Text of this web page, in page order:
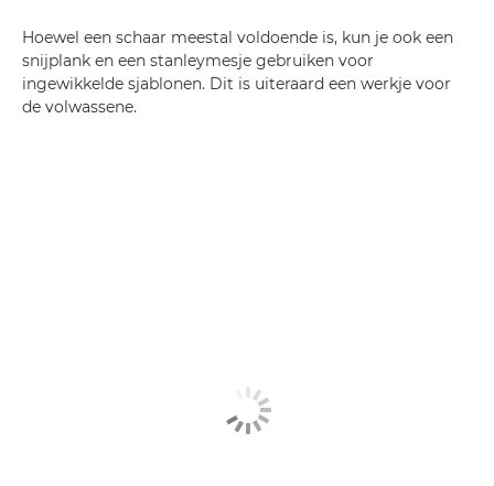
Hoewel een schaar meestal voldoende is, kun je ook een
snijplank en een stanleymesje gebruiken voor
ingewikkelde sjablonen. Dit is uiteraard een werkje voor
de volwassene.